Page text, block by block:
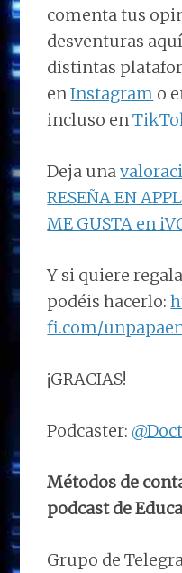
comenta tus
desventuras
distintas
enInstagram o
incluso en
Deja una
RESEÑA EN
ME GUSTA en
Y si quiere
podéis hacerlo:
fi.com/
¡GRACIAS!
Podcaster:
Métodos de
podcast de
Grupo de